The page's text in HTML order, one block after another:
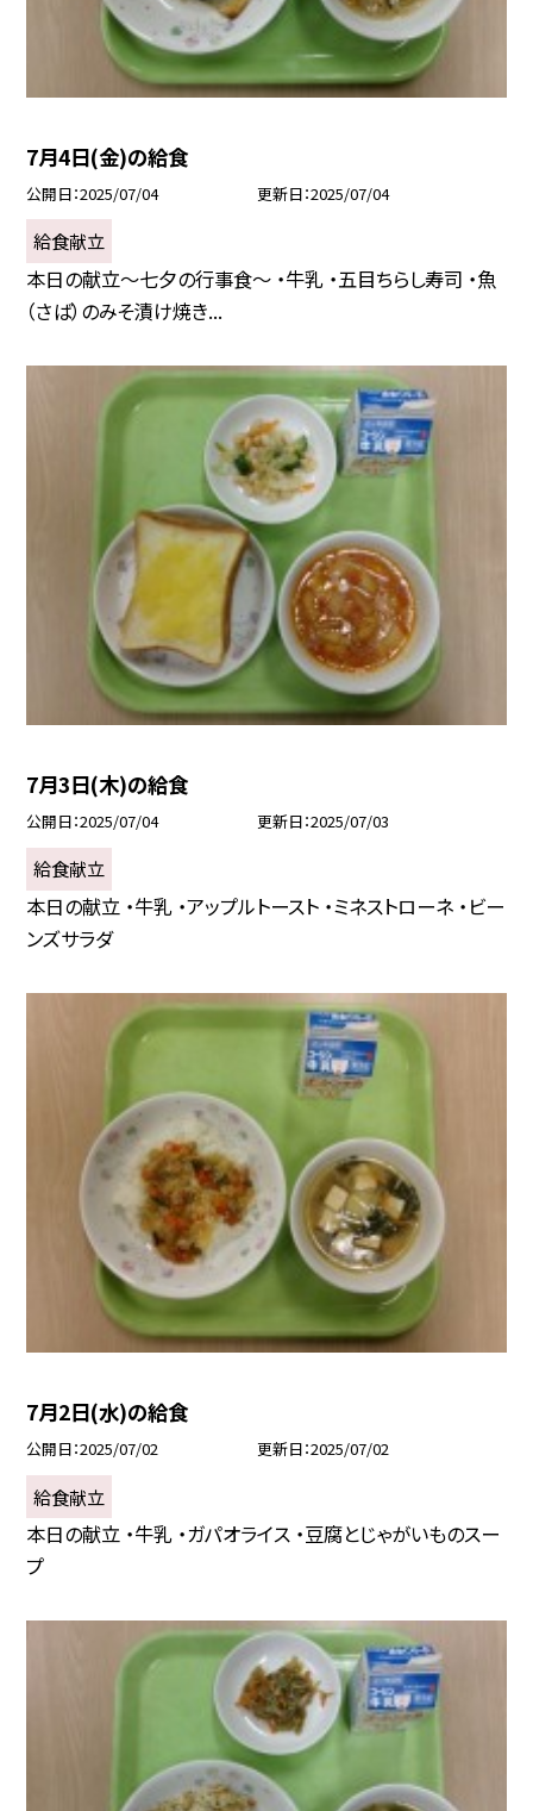
7月4日(金)の給食
公開日 2025/07/04 更新日 2025/07/04
給食献立
本日の献立～七夕の行事食～ ・牛乳 ・五目ちらし寿司 ・魚
（さば）のみそ漬け焼き...
7月3日(木)の給食
公開日 2025/07/04 更新日 2025/07/03
給食献立
本日の献立 ・牛乳 ・アップルトースト ・ミネストローネ ・ビー
ンズサラダ
7月2日(水)の給食
公開日 2025/07/02 更新日 2025/07/02
給食献立
本日の献立 ・牛乳 ・ガパオライス ・豆腐とじゃがいものスー
プ